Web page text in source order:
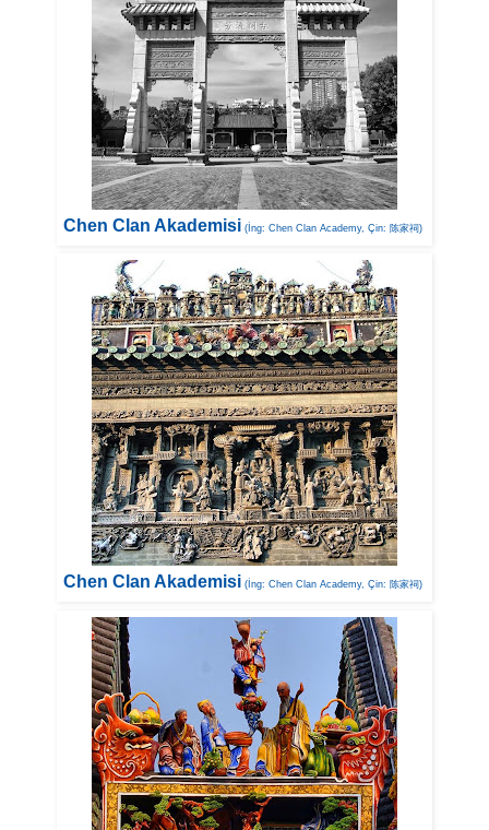
Chen Clan Akademisi (İng: Chen Clan Academy, Çin: 陈家祠)
Chen Clan Akademisi (İng: Chen Clan Academy, Çin: 陈家祠)